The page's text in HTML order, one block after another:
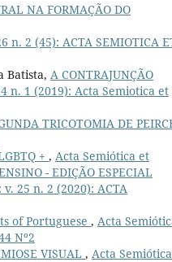
NA FORMAÇÃO DO
n. 2 (45): ACTA SEMIOTICA
Batista, A CONTRAJUNÇÃO
n. 1 (2019): Acta Semiotica et
TRICOTOMIA DE
+ , Acta Semiótica et
- EDIÇÃO ESPECIAL
25 n. 2 (2020): ACTA
of Portuguese , Acta
Nº2
VISUAL , Acta